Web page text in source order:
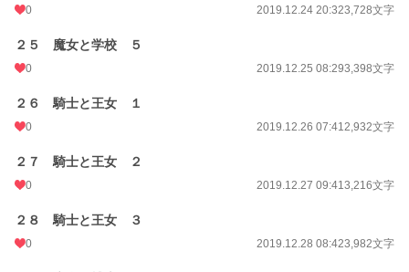
0 2019.12.24 20:323,728文字
２５ 魔女と学校 ５
0 2019.12.25 08:293,398文字
２６ 騎士と王女 １
0 2019.12.26 07:412,932文字
２７ 騎士と王女 ２
0 2019.12.27 09:413,216文字
２８ 騎士と王女 ３
0 2019.12.28 08:423,982文字